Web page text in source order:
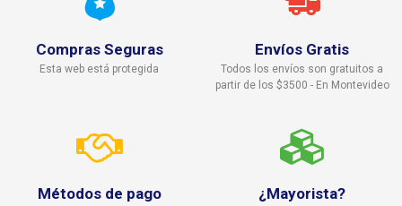
Compras Seguras
Esta web está protegida
Envíos Gratis
Todos los envíos son gratuitos a
partir de los $3500 - En Montevideo
Métodos de pago ¿Mayorista?